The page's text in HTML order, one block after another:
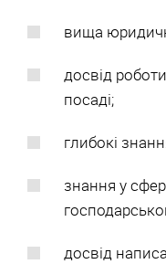
вища
досвід
посаді;
глибокі
знання у
досвід